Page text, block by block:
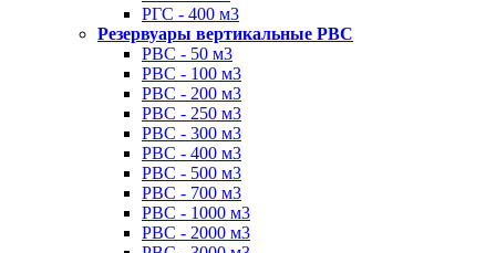
РГС - 400 м3
Резервуары вертикальные РВС
РВС - 50 м3
РВС - 100 м3
РВС - 200 м3
РВС - 250 м3
РВС - 300 м3
РВС - 400 м3
РВС - 500 м3
РВС - 700 м3
РВС - 1000 м3
РВС - 2000 м3